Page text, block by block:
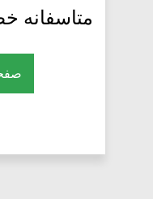
متاسفانه